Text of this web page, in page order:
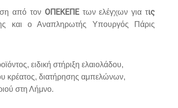
από τον ΟΠΕΚΕΠΕτων ελέγχων για τις
και ο Αναπληρωτής Υπουργός Πάρις
ειδική στήριξη ελαιολάδου,
κρέατος, διατήρησης αμπελώνων,
στη Λήμνο.